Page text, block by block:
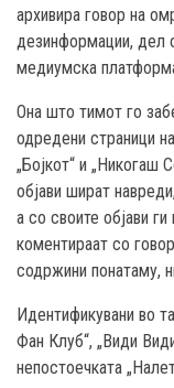
архивира говор на
дезинформации, дел
медиумска
Она што тимот го
одредени страници
„Бојкот“ и „Никогаш
објави шират
а со своите објави
коментираат со
содржини понатаму,
Идентификувани во
Фан Клуб“, „Види
непостоечката